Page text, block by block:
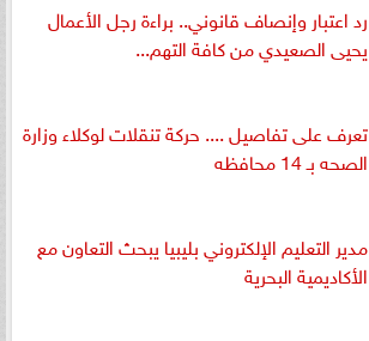
رد اعتبار وإنصاف قانوني.. براءة رجل الأعمال
يحيى الصعيدي من كافة التهم...
تعرف على تفاصيل .... حركة تنقلات لوكلاء وزارة
الصحه بـ 14 محافظه
مدير التعليم الإلكتروني بليبيا يبحث التعاون مع
الأكاديمية البحرية